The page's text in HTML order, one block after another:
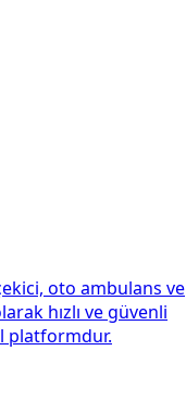
oto ambulans ve
hızlı ve güvenli
platformdur.